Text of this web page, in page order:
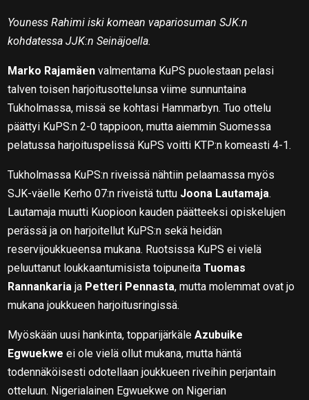
Youness Rahimi iski komean vapariosuman SJK:n
kohdatessa JJK:n Seinäjoella.
Marko Rajamäen valmentama KuPS puolestaan pelasi
talven toisen harjoitusottelunsa viime sunnuntaina
Tukholmassa, missä se kohtasi Hammarbyn. Tuo ottelu
päättyi KuPS:n 2-0 tappioon, mutta aiemmin Suomessa
pelatussa harjoituspelissä KuPS voitti KTP:n komeasti 4-1.
Tukholmassa KuPS:n riveissä nähtiin pelaamassa myös
SJK-väelle Kerho 07:n riveistä tuttu Joona Lautamaja.
Lautamaja muutti Kuopioon kauden päätteeksi opiskelujen
perässä ja on harjoitellut KuPS:n sekä heidän
reservijoukkueensa mukana. Ruotsissa KuPS ei vielä
peluuttanut loukkaantumisista toipuneitaTuomas
Rannankaria ja Petteri Pennasta, mutta molemmat ovat jo
mukana joukkueen harjoitusringissä.
Myöskään uusi hankinta, topparijärkäleAzubuike
Egwuekwe ei ole vielä ollut mukana, mutta häntä
todennäköisesti odotellaan joukkueen riveihin perjantain
otteluun. Nigerialainen Egwuekwe on Nigerian